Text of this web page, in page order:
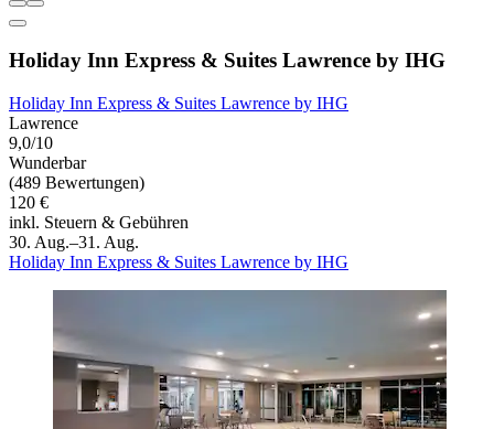
Holiday Inn Express & Suites Lawrence by IHG
Holiday Inn Express & Suites Lawrence by IHG
Lawrence
9,0/10
Wunderbar
(489 Bewertungen)
120 €
inkl. Steuern & Gebühren
30. Aug.–31. Aug.
Holiday Inn Express & Suites Lawrence by IHG